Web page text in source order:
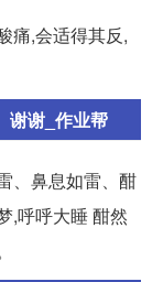
痛,会适得其反,
谢谢_作业帮
、鼻息如雷、酣
,呼呼大睡 酣然